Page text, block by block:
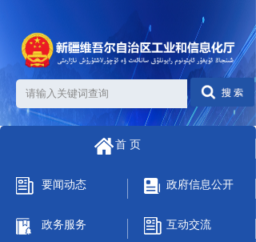
首 页
要闻动态 政府信息公开
政务服务 互动交流